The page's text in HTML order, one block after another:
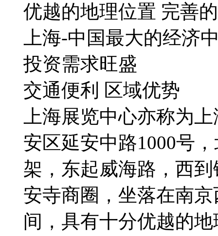
优越的地理位置 完善
上海-中国最大的经济
投资需求旺盛
交通便利 区域优势
上海展览中心亦称为
安区延安中路1000号
架，东起威海路，西
安寺商圈，坐落在南
间，具有十分优越的